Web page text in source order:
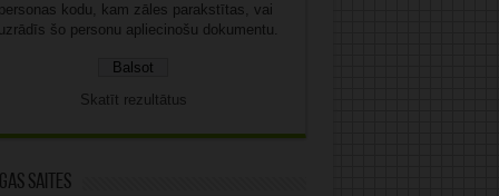
kodu, kam zāles parakstītas, vai
šo personu apliecinošu dokumentu.
Skatīt rezultātus
saites